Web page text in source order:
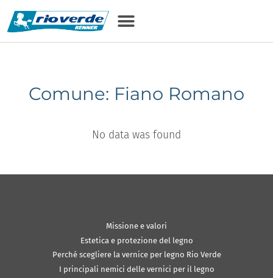
Comune: Fiano Romano
No data was found
Missione e valori
Estetica e protezione del legno
Perché scegliere la vernice per legno Rio Verde
I principali nemici delle vernici per il legno